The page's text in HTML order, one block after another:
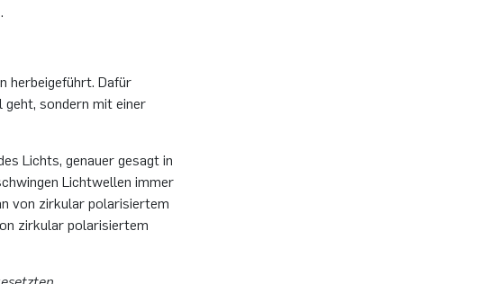
herbeigeführt. Dafür
geht, sondern mit einer
Lichts, genauer gesagt in
Lichtwellen immer
von zirkular polarisiertem
zirkular polarisiertem